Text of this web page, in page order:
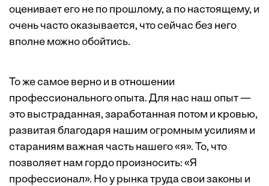
оценивает его не по прошлому, а по настоящему, и
очень часто оказывается, что сейчас без него
вполне можно обойтись.
То же самое верно и в отношении
профессионального опыта. Для нас наш опыт —
это выстраданная, заработанная потом и кровью,
развитая благодаря нашим огромным усилиям и
стараниям важная часть нашего «я». То, что
позволяет нам гордо произносить: «Я
профессионал». Но у рынка труда свои законы и